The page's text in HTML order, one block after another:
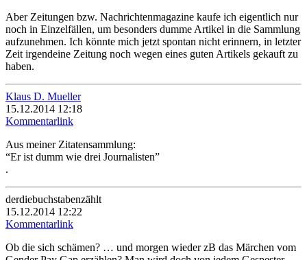
Aber Zeitungen bzw. Nachrichtenmagazine kaufe ich eigentlich nur
noch in Einzelfällen, um besonders dumme Artikel in die Sammlung
aufzunehmen. Ich könnte mich jetzt spontan nicht erinnern, in letzter
Zeit irgendeine Zeitung noch wegen eines guten Artikels gekauft zu
haben.
Klaus D. Mueller
15.12.2014 12:18
Kommentarlink
Aus meiner Zitatensammlung:
“Er ist dumm wie drei Journalisten”
.
derdiebuchstabenzählt
15.12.2014 12:22
Kommentarlink
Ob die sich schämen? … und morgen wieder zB das Märchen vom